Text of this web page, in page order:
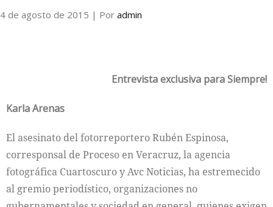
4 de agosto de 2015 | Por admin
Entrevista exclusiva para Siempre!
Karla Arenas
El asesinato del fotorreportero Rubén Espinosa,
corresponsal de Proceso en Veracruz, la agencia
fotográfica Cuartoscuro y Avc Noticias, ha estremecido
al gremio periodístico, organizaciones no